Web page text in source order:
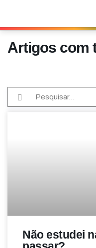
Artigos com
Não estudei